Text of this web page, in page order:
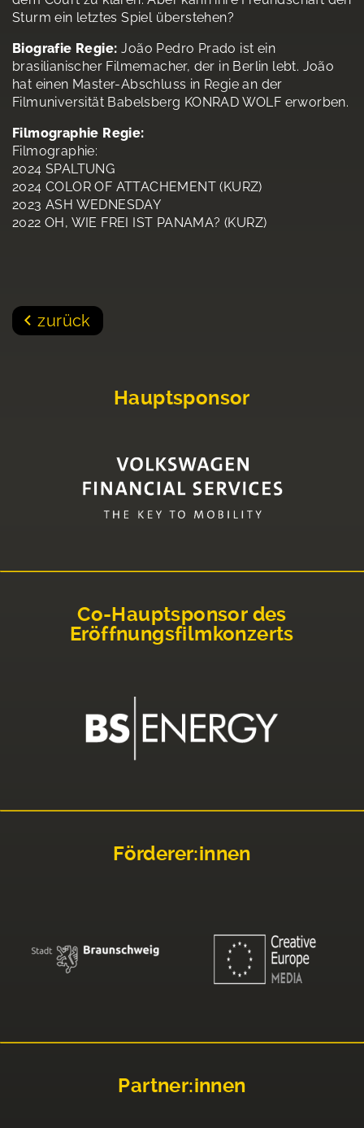
Sturm ein letztes Spiel überstehen?
Biografie Regie: João Pedro Prado ist ein
brasilianischer Filmemacher, der in Berlin lebt. João
hat einen Master-Abschluss in Regie an der
Filmuniversität Babelsberg KONRAD WOLF erworben.
Filmographie Regie:
Filmographie:
2024 SPALTUNG
2024 COLOR OF ATTACHEMENT (KURZ)
2023 ASH WEDNESDAY
2022 OH, WIE FREI IST PANAMA? (KURZ)
zurück
Hauptsponsor
Co-Hauptsponsor des
Eröffnungsfilmkonzerts
Förderer:innen
Partner:innen